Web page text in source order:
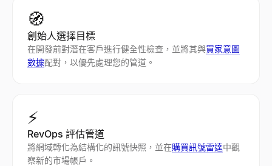
🧭
創始人選擇目標
在開發前對潛在客戶進行健全性檢查，並將其與買家意圖
數據配對，以優先處理您的管道。
⚡
RevOps 評估管道
將網域轉化為結構化的訊號快照，並在購買訊號雷達中觀
察新的市場帳戶。